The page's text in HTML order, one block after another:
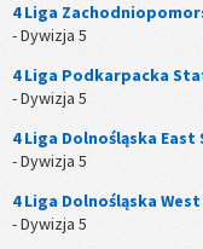
4 Liga
- Dywizja 5
4 Liga Podkarpacka
- Dywizja 5
4 Liga Dolnośląska
- Dywizja 5
4 Liga Dolnośląska
- Dywizja 5